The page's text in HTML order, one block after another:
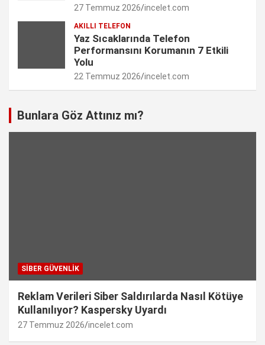
27 Temmuz 2026 incelet.com
AKILLI TELEFON
Yaz Sıcaklarında Telefon
Performansını Korumanın 7 Etkili
Yolu
22 Temmuz 2026 incelet.com
Bunlara Göz Attınız mı?
SIBER GÜVENLIK
Reklam Verileri Siber Saldırılarda Nasıl Kötüye
Kullanılıyor? Kaspersky Uyardı
27 Temmuz 2026 incelet.com